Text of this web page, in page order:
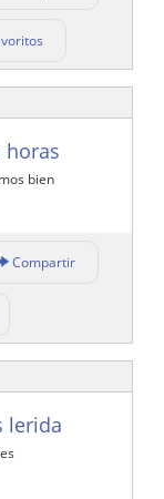
horas
bien
Compartir
lerida